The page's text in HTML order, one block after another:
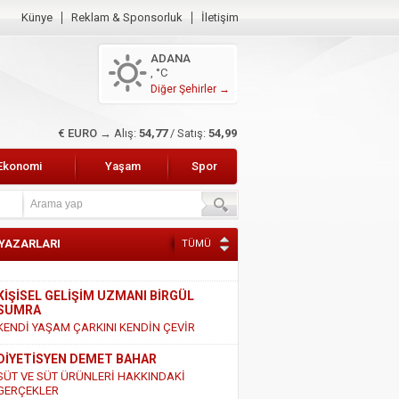
Künye Reklam & Sponsorluk İletişim
ADANA
, °C
Diğer Şehirler →
$ DOLAR → Alış: 47,45/ Satış: 47,65
Yaşam Spor
TÜMÜ
YAŞAM ÇARKINI KENDİN ÇEVİR
DİYETİSYEN DEMET BAHAR
VE SÜT ÜRÜNLERİ HAKKINDAKİ